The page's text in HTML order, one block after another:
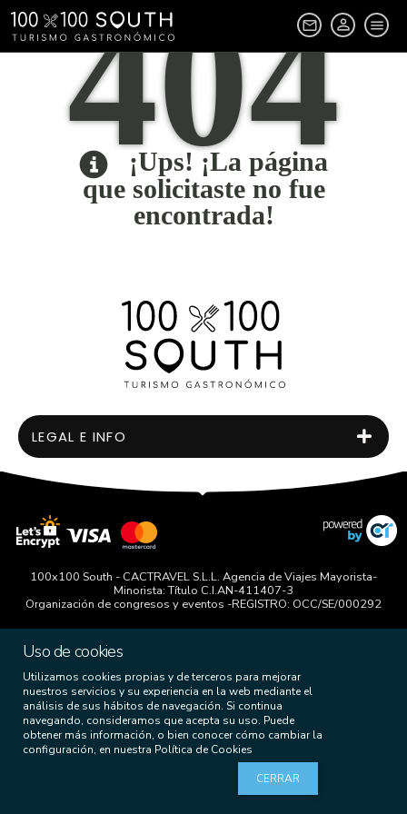
mail_outline person_outline menu
404
¡Ups! ¡La página
que solicitaste no fue
encontrada!
LEGAL E INFO
100x100 South - CACTRAVEL S.L.L. Agencia de Viajes Mayorista-
Minorista: Título C.I.AN-411407-3
Organización de congresos y eventos -REGISTRO: OCC/SE/000292
Uso de cookies
Utilizamos cookies propias y de terceros para mejorar
nuestros servicios y su experiencia en la web mediante el
análisis de sus hábitos de navegación. Si continua
navegando, consideramos que acepta su uso. Puede
obtener más información, o bien conocer cómo cambiar la
configuración, en nuestra Política de Cookies
CERRAR